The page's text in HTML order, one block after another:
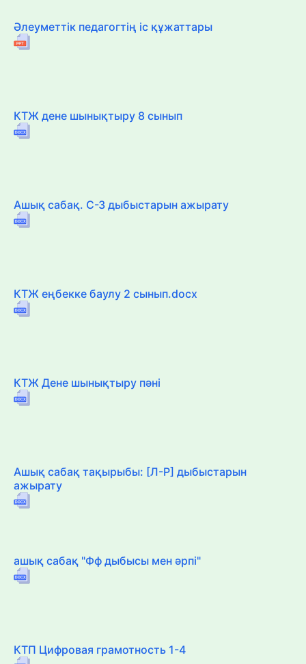
Әлеуметтік педагогтің іс құжаттары
КТЖ дене шынықтыру 8 сынып
Ашық сабақ. С-З дыбыстарын ажырату
КТЖ еңбекке баулу 2 сынып.docx
КТЖ Дене шынықтыру пәні
Ашық сабақ тақырыбы: [Л-Р] дыбыстарын
ажырату
ашық сабақ "Фф дыбысы мен әрпі"
КТП Цифровая грамотность 1-4